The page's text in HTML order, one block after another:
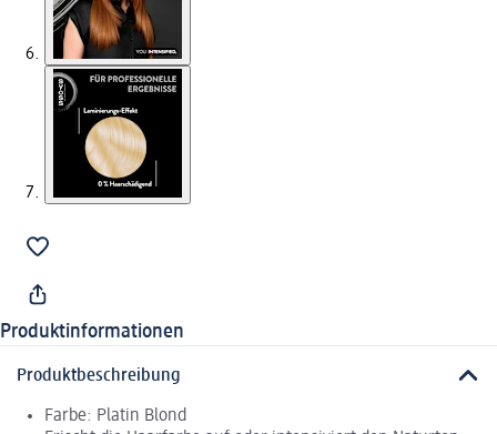
Produktinformationen
Produktbeschreibung
Farbe: Platin Blond